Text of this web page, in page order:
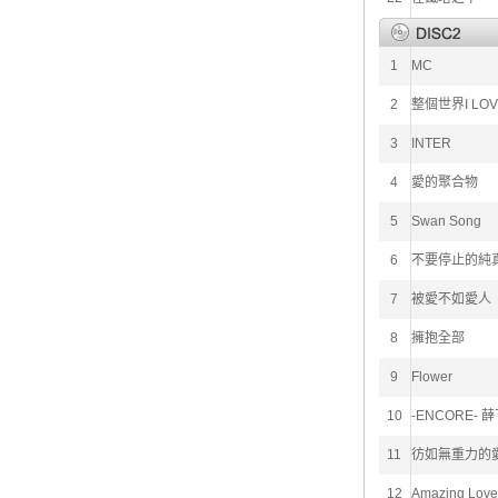
1 MC
2 整個世界I
3 INTER
4 愛的聚合物
5 Swan Song
6 不要停止的純
7 被愛不如愛人
8 擁抱全部
9 Flower
10 -ENCORE- 薛
11 彷如無重力的
12 Amazing Love